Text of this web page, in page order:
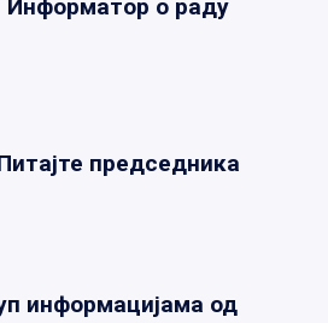
Информатор о раду
председника
информацијама од